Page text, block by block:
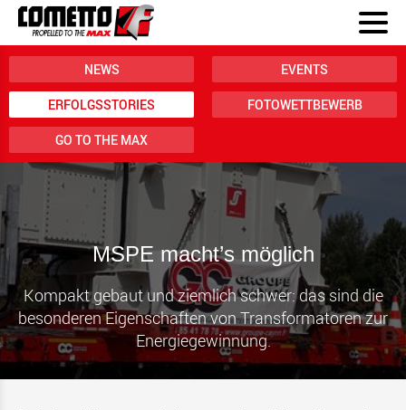
NEWS EVENTS
ERFOLGSSTORIES FOTOWETTBEWERB
GO TO THE MAX
MSPE macht’s möglich
Kompakt gebaut und ziemlich schwer: das sind die
besonderen Eigenschaften von Transformatoren zur
Energiegewinnung.